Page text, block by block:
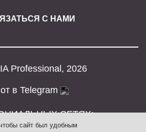
С НАМИ
Professional, 2026
в Telegram
СЕТЯХ:
сайт был удобным